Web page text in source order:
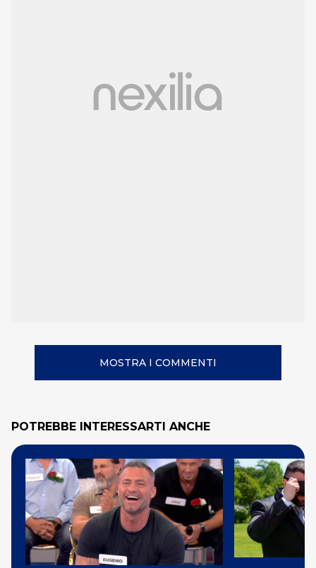
MOSTRA I COMMENTI
POTREBBE INTERESSARTI ANCHE